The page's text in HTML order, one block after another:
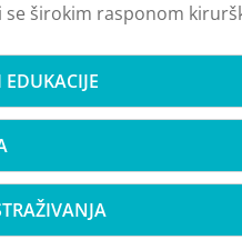
se širokim rasponom